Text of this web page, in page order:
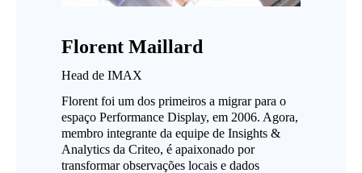
Florent Maillard
Head de IMAX
Florent foi um dos primeiros a migrar para o
espaço Performance Display, em 2006. Agora,
membro integrante da equipe de Insights &
Analytics da Criteo, é apaixonado por
transformar observações locais e dados